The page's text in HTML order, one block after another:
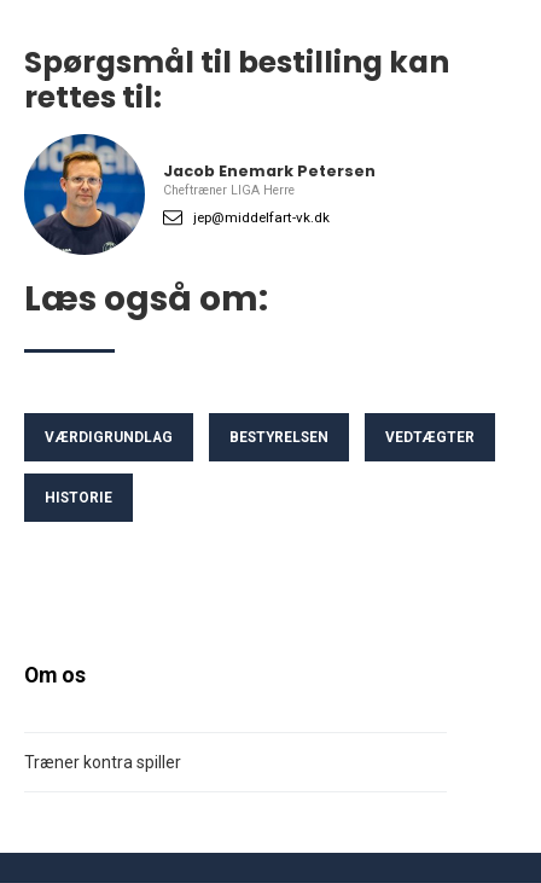
Spørgsmål til bestilling kan
rettes til:
Jacob Enemark Petersen
Cheftræner LIGA Herre
jep@middelfart-vk.dk
Læs også om:
VÆRDIGRUNDLAG BESTYRELSEN VEDTÆGTER
HISTORIE
Om os
Træner kontra spiller